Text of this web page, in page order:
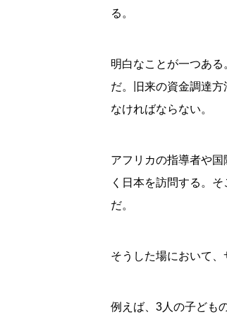
る。
明白なことが一つあ
だ。旧来の資金調達
なければならない。
アフリカの指導者や
く日本を訪問する。
だ。
そうした場において
例えば、3人の子ども